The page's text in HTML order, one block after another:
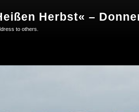
Herbst« –
to others.